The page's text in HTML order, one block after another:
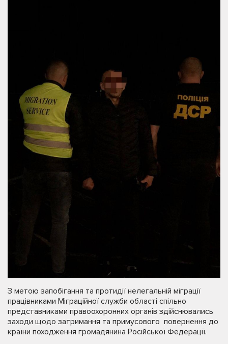
З метою запобігання та протидії нелегальній міграції
працівниками Міграційної служби області спільно
представниками правоохоронних органів здійснювались
заходи щодо затримання та примусового повернення до
країни походження громадянина Російської Федерації.